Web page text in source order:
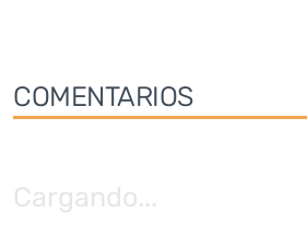
COMENTARIOS
Cargando...